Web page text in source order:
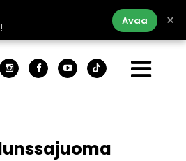
Avaa ×